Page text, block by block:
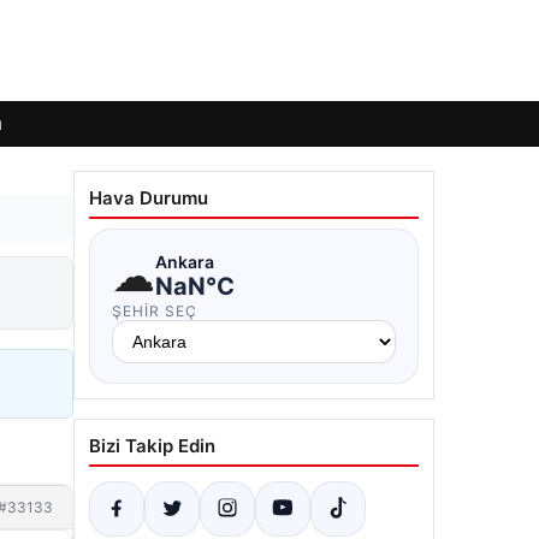
Hava Durumu
☁Ankara
NaN°C
ŞEHIR SEÇ
Bizi Takip Edin